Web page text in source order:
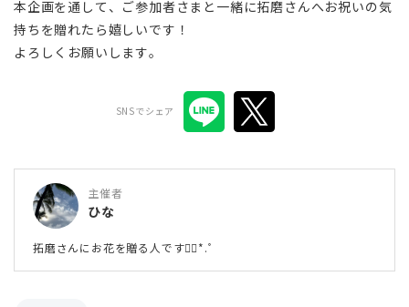
本企画を通して、ご参加者さまと一緒に拓磨さんへお祝いの気
持ちを贈れたら嬉しいです！
よろしくお願いします。
SNSでシェア
主催者
ひな
拓磨さんにお花を贈る人です❁⃘*.ﾟ